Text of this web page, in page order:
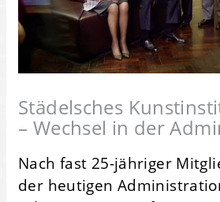
Städelsches
– Wechsel in der
Nach fast 25-jähriger
der heutigen